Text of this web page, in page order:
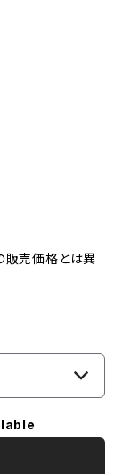
販売価格とは異